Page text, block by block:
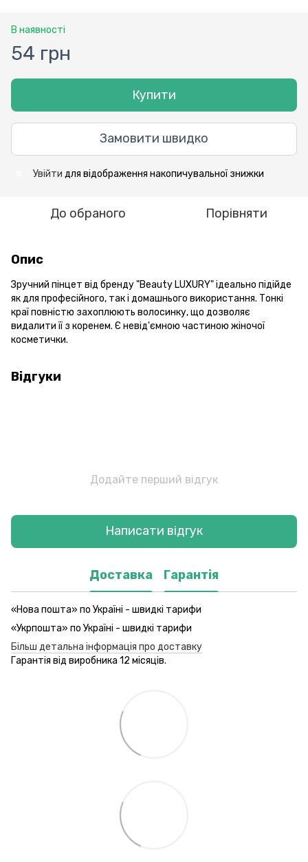
В наявності
54 грн
Купити
Замовити швидко
Увійти для відображення накопичувальної знижки
До обраного Порівняти
Опис
Зручний пінцет від бренду "Beauty LUXURY" ідеально підійде
як для професійного, так і домашнього використання. Тонкі
краї повністю захоплюють волосинку, що дозволяє
видалити її з коренем. Є невід'ємною частиною жіночої
косметички.
Відгуки
Додайте перший відгук
Написати відгук
Доставка Гарантія
«Нова пошта» по Україні - швидкі тарифи
«Укрпошта» по Україні - швидкі тарифи
Більш детальна інформація про доставку
Гарантія від виробника 12 місяців.